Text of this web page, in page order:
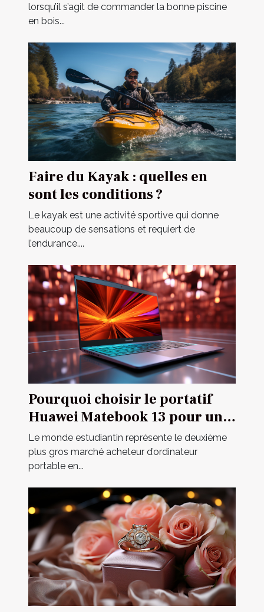
lorsqu’il s’agit de commander la bonne piscine
en bois...
Faire du Kayak : quelles en
sont les conditions ?
Le kayak est une activité sportive qui donne
beaucoup de sensations et requiert de
l’endurance....
Pourquoi choisir le portatif
Huawei Matebook 13 pour un
étudiant ?
Le monde estudiantin représente le deuxième
plus gros marché acheteur d’ordinateur
portable en...